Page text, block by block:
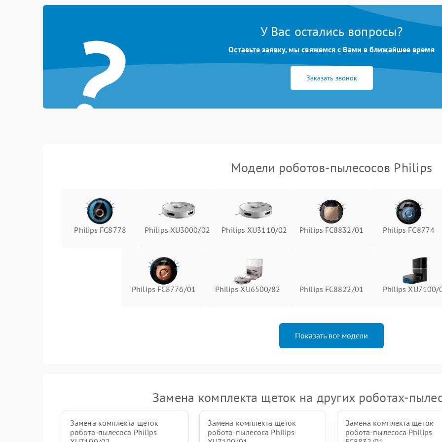
Проблемы с механикой
Режим работы
Программные сбои
? У Вас остались вопросы?
Оставьте заявку, мы свяжемся с Вами в ближайшее время
Заказать звонок
Модели роботов-пылесосов Philips
Philips FC8778 Philips XU3000/02 Philips XU3110/02 Philips FC8832/01 Philips FC8774
Philips FC8776/01 Philips XU6500/82 Philips FC8822/01 Philips XU7100/
Показать все модели
Замена комплекта щеток на других роботах-
Замена комплекта щеток
робота-пылесоса Philips
Замена комплекта щеток
робота-пылесоса Philips
Замена комплекта щеток
робота-пылесоса Philips